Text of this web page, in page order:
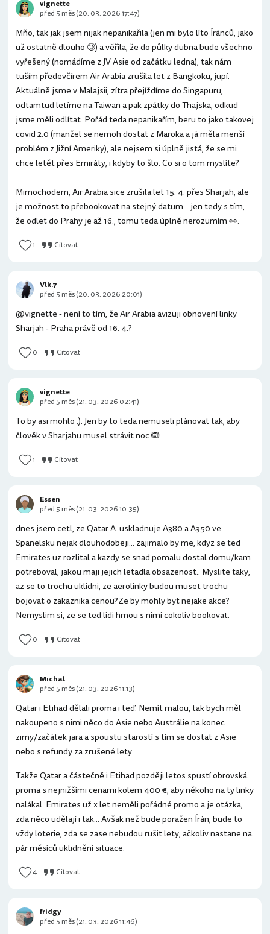
Mňo, tak jak jsem nijak nepanikařila (jen mi bylo líto Íránců, jako
už ostatně dlouho 🥲) a věřila, že do půlky dubna bude všechno
vyřešený (nomádíme z JV Asie od začátku ledna), tak nám
tuším předevčírem Air Arabia zrušila let z Bangkoku, jupí.
Aktuálně jsme v Malajsii, zítra přejíždíme do Singapuru,
odtamtud letíme na Taiwan a pak zpátky do Thajska, odkud
jsme měli odlítat. Pořád teda nepanikařím, beru to jako takovej
covid 2.0 (manžel se nemoh dostat z Maroka a já měla menší
problém z Jižní Ameriky), ale nejsem si úplně jistá, že se mi
chce letět přes Emiráty, i kdyby to šlo. Co si o tom myslíte?
Mimochodem, Air Arabia sice zrušila let 15. 4. přes Sharjah, ale
je možnost to přebookovat na stejný datum... jen tedy s tím,
že odlet do Prahy je až 16., tomu teda úplně nerozumím 👀.
1 Citovat
vignette
před 5 měs (20. 03. 2026 17:47)
@vignette - není to tím, že Air Arabia avizuji obnovení linky
Sharjah - Praha právě od 16. 4.?
0 Citovat
Vlk.7
před 5 měs (20. 03. 2026 20:01)
To by asi mohlo ;). Jen by to teda nemuseli plánovat tak, aby
člověk v Sharjahu musel strávit noc 🙉
1 Citovat
vignette
před 5 měs (21. 03. 2026 02:41)
dnes jsem cetl, ze Qatar A. uskladnuje A380 a A350 ve
Spanelsku nejak dlouhodobeji... zajimalo by me, kdyz se ted
Emirates uz rozlital a kazdy se snad pomalu dostal domu/kam
potreboval, jakou maji jejich letadla obsazenost.. Myslite taky,
az se to trochu uklidni, ze aerolinky budou muset trochu
bojovat o zakaznika cenou?Ze by mohly byt nejake akce?
Nemyslim si, ze se ted lidi hrnou s nimi cokoliv bookovat.
0 Citovat
Essen
před 5 měs (21. 03. 2026 10:35)
Qatar i Etihad dělali proma i teď. Nemít malou, tak bych měl
nakoupeno s nimi něco do Asie nebo Austrálie na konec
zimy/začátek jara a spoustu starostí s tím se dostat z Asie
nebo s refundy za zrušené lety.
Takže Qatar a částečně i Etihad později letos spustí obrovská
proma s nejnižšími cenami kolem 400 €, aby někoho na ty linky
nalákal. Emirates už x let neměli pořádné promo a je otázka,
zda něco udělají i tak... Avšak než bude poražen Írán, bude to
vždy loterie, zda se zase nebudou rušit lety, ačkoliv nastane na
pár měsíců uklidnění situace.
4 Citovat
Mıchal
před 5 měs (21. 03. 2026 11:13)
fridgy
před 5 měs (21. 03. 2026 11:46)